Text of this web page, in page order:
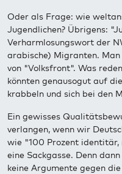
Oder als Frage: wie
Jugendlichen? Übrigens:
Verharmlosungswort der
arabische) Migranten.
von "Volksfront". Was
könnten genausogut auf
krabbeln und sich bei den
Ein gewisses
verlangen, wenn wir
wie "100 Prozent identitär,
eine Sackgasse. Denn
keine Argumente gegen